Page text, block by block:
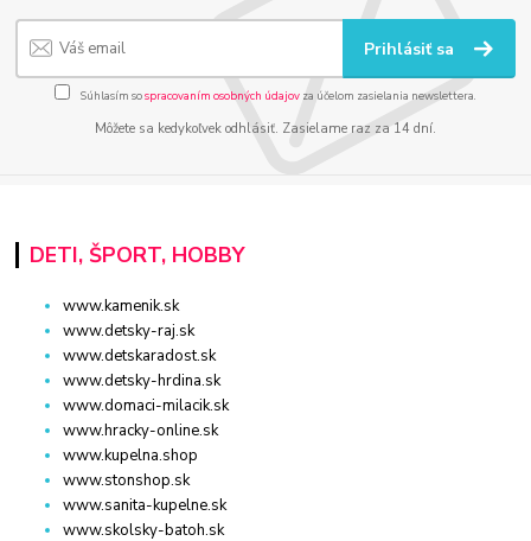
Prihlásiť sa
Súhlasím sospracovaním osobných údajov za účelom zasielania newslettera.
Môžete sa kedykoľvek odhlásiť. Zasielame raz za 14 dní.
DETI, ŠPORT, HOBBY
www.kamenik.sk
www.detsky-raj.sk
www.detskaradost.sk
www.detsky-hrdina.sk
www.domaci-milacik.sk
www.hracky-online.sk
www.kupelna.shop
www.stonshop.sk
www.sanita-kupelne.sk
www.skolsky-batoh.sk